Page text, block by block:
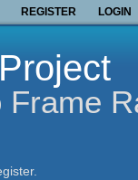
REGISTER LOGIN
Frame